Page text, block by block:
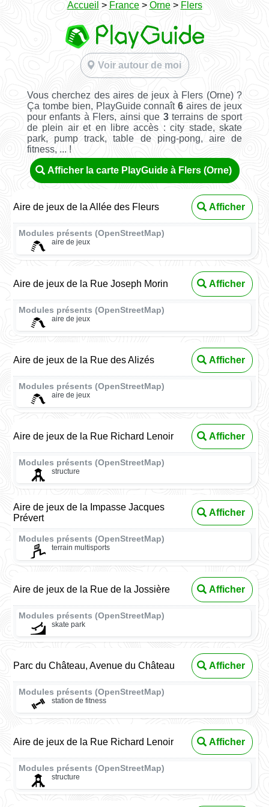
Accueil > France> Orne> Flers
Voir autour de moi
Vous cherchez des aires de jeux à Flers (Orne) ?
Ça tombe bien, PlayGuide connaît6 aires de jeux
pour enfants à Flers, ainsi que 3terrains de sport
de plein air et en libre accès : city stade, skate
park, pump track, table de ping-pong, aire de
fitness, ... !
Afficher la carte PlayGuide à Flers (Orne)
Aire de jeux de la Allée des Fleurs Afficher
Modules présents (OpenStreetMap)
aire de jeux
Aire de jeux de la Rue Joseph Morin Afficher
Modules présents (OpenStreetMap)
aire de jeux
Aire de jeux de la Rue des Alizés Afficher
Modules présents (OpenStreetMap)
aire de jeux
Aire de jeux de la Rue Richard Lenoir Afficher
Modules présents (OpenStreetMap)
structure
Aire de jeux de la Impasse Jacques
Prévert
Afficher
Modules présents (OpenStreetMap)
terrain multisports
Aire de jeux de la Rue de la Jossière Afficher
Modules présents (OpenStreetMap)
skate park
Parc du Château, Avenue du Château Afficher
Modules présents (OpenStreetMap)
station de fitness
Aire de jeux de la Rue Richard Lenoir Afficher
Modules présents (OpenStreetMap)
structure